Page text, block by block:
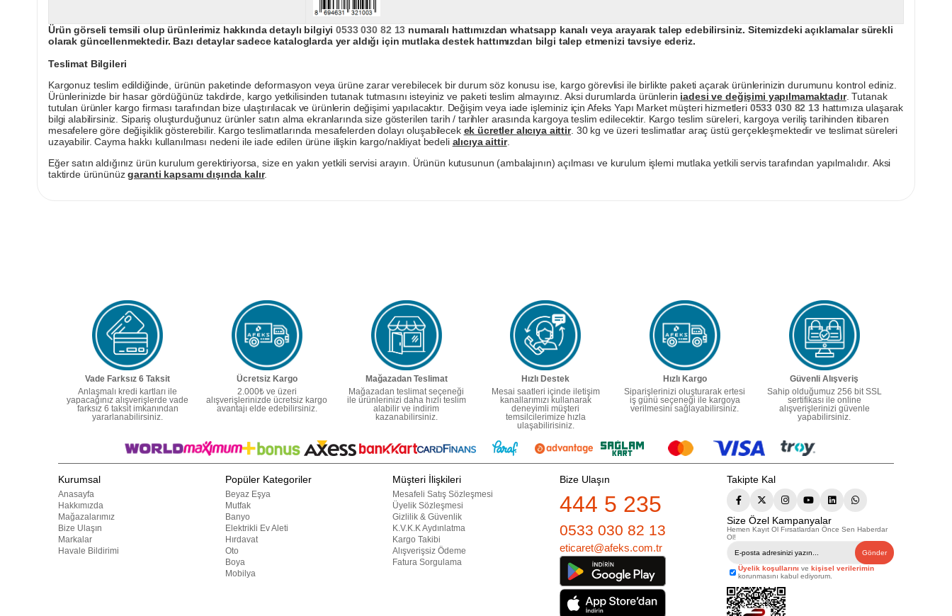
Ürün görseli temsili olup ürünlerimiz hakkında detaylı bilgiyi0533 030 82 13 numaralı hattımızdan whatsapp kanalı veya arayarak talep edebilirsiniz. Sitemizdeki açıklamalar sürekli
olarak güncellenmektedir. Bazı detaylar sadece kataloglarda yer aldığı için mutlaka destek hattımızdan bilgi talep etmenizi tavsiye ederiz.
Teslimat Bilgileri
Kargonuz teslim edildiğinde, ürünün paketinde deformasyon veya ürüne zarar verebilecek bir durum söz konusu ise, kargo görevlisi ile birlikte paketi açarak ürünlerinizin durumunu kontrol ediniz.
Ürünlerinizde bir hasar gördüğünüz takdirde, kargo yetkilisinden tutanak tutmasını isteyiniz ve paketi teslim almayınız. Aksi durumlarda ürünlerin iadesi ve değişimi yapılmamaktadır. Tutanak
tutulan ürünler kargo firması tarafından bize ulaştırılacak ve ürünlerin değişimi yapılacaktır. Değişim veya iade işleminiz için Afeks Yapı Market müşteri hizmetleri 0533 030 82 13hattımıza ulaşarak
bilgi alabilirsiniz. Sipariş oluşturduğunuz ürünler satın alma ekranlarında size gösterilen tarih / tarihler arasında kargoya teslim edilecektir. Kargo teslim süreleri, kargoya veriliş tarihinden itibaren
mesafelere göre değişiklik gösterebilir. Kargo teslimatlarında mesafelerden dolayı oluşabilecek ek ücretler alıcıya aittir. 30 kg ve üzeri teslimatlar araç üstü gerçekleşmektedir ve teslimat süreleri
uzayabilir. Cayma hakkı kullanılması nedeni ile iade edilen ürüne ilişkin kargo/nakliyat bedeli alıcıya aittir.
Eğer satın aldığınız ürün kurulum gerektiriyorsa, size en yakın yetkili servisi arayın. Ürünün kutusunun (ambalajının) açılması ve kurulum işlemi mutlaka yetkili servis tarafından yapılmalıdır. Aksi
taktirde ürününüzgaranti kapsamı dışında kalır.
Vade Farksız 6 Taksit
Anlaşmalı kredi kartları ile
yapacağınız alışverişlerde vade
farksız 6 taksit imkanından
yararlanabilirsiniz.
Ücretsiz Kargo
2.000₺ ve üzeri
alışverişlerinizde ücretsiz kargo
avantajı elde edebilirsiniz.
Mağazadan Teslimat
Mağazadan teslimat seçeneği
ile ürünlerinizi daha hızlı teslim
alabilir ve indirim
kazanabilirsiniz.
Hızlı Destek
Mesai saatleri içinde iletişim
kanallarımızı kullanarak
deneyimli müşteri
temsilcilerimize hızla
ulaşabilirisiniz.
Hızlı Kargo
Siparişlerinizi oluşturarak ertesi
iş günü seçeneği ile kargoya
verilmesini sağlayabilirsiniz.
Güvenli Alışveriş
Sahip olduğumuz 256 bit SSL
sertifikası ile online
alışverişlerinizi güvenle
yapabilirsiniz.
Kurumsal
Anasayfa
Hakkımızda
Mağazalarımız
Bize Ulaşın
Markalar
Havale Bildirimi
Popüler Kategoriler
Beyaz Eşya
Mutfak
Banyo
Elektrikli Ev Aleti
Hırdavat
Oto
Boya
Mobilya
Müşteri İlişkileri
Mesafeli Satış Sözleşmesi
Üyelik Sözleşmesi
Gizlilik & Güvenlik
K.V.K.K Aydınlatma
Kargo Takibi
Alışverişsiz Ödeme
Fatura Sorgulama
Bize Ulaşın
444 5 235
0533 030 82 13
eticaret@afeks.com.tr
Takipte Kal
Size Özel Kampanyalar
Hemen Kayıt Ol Fırsatlardan Önce Sen Haberdar
Ol!
Gönder
Üyelik koşullarını ve kişisel verilerimin
korunmasını kabul ediyorum.